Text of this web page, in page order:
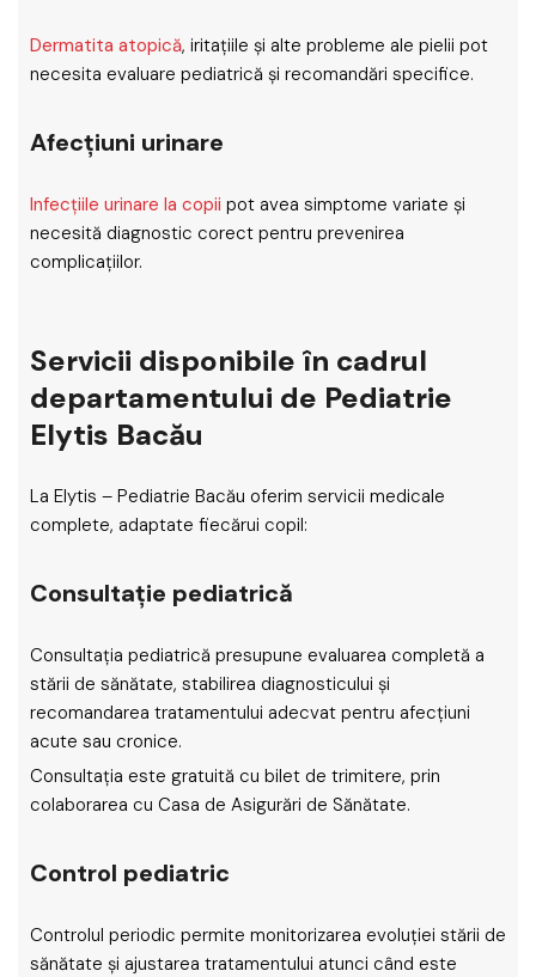
Dermatita atopică, iritațiile și alte probleme ale pielii pot
necesita evaluare pediatrică și recomandări specifice.
Afecțiuni urinare
Infecțiile urinare la copii pot avea simptome variate și
necesită diagnostic corect pentru prevenirea
complicațiilor.
Servicii disponibile în cadrul
departamentului de Pediatrie
Elytis Bacău
La Elytis – Pediatrie Bacău oferim servicii medicale
complete, adaptate fiecărui copil:
Consultație pediatrică
Consultația pediatrică presupune evaluarea completă a
stării de sănătate, stabilirea diagnosticului și
recomandarea tratamentului adecvat pentru afecțiuni
acute sau cronice.
Consultația este gratuită cu bilet de trimitere, prin
colaborarea cu Casa de Asigurări de Sănătate.
Control pediatric
Controlul periodic permite monitorizarea evoluției stării de
sănătate și ajustarea tratamentului atunci când este